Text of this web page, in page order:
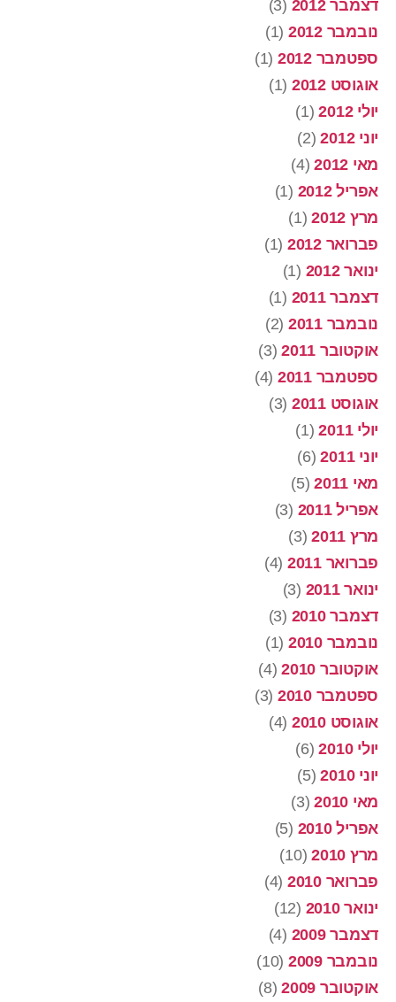
דצמבר 2012
(3)
נובמבר 2012
(1)
ספטמבר 2012
(1)
אוגוסט 2012
(1)
יולי 2012
(1)
יוני 2012
(2)
מאי 2012
(4)
אפריל 2012
(1)
מרץ 2012
(1)
פברואר 2012
(1)
ינואר 2012
(1)
דצמבר 2011
(1)
נובמבר 2011
(2)
אוקטובר 2011
(3)
ספטמבר 2011
(4)
אוגוסט 2011
(3)
יולי 2011
(1)
יוני 2011
(6)
מאי 2011
(5)
אפריל 2011
(3)
מרץ 2011
(3)
פברואר 2011
(4)
ינואר 2011
(3)
דצמבר 2010
(3)
נובמבר 2010
(1)
אוקטובר 2010
(4)
ספטמבר 2010
(3)
אוגוסט 2010
(4)
יולי 2010
(6)
יוני 2010
(5)
מאי 2010
(3)
אפריל 2010
(5)
מרץ 2010
(10)
פברואר 2010
(4)
ינואר 2010
(12)
דצמבר 2009
(4)
נובמבר 2009
(10)
אוקטובר 2009
(8)